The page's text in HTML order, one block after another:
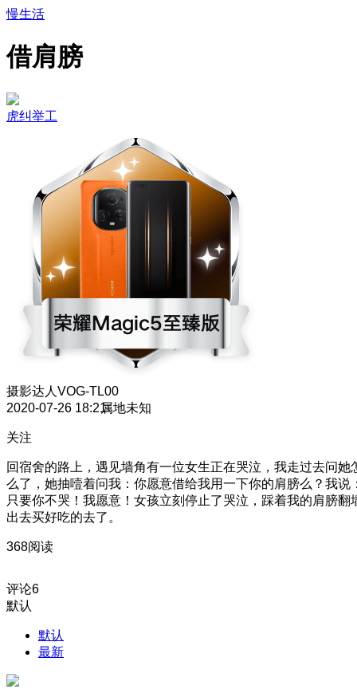
慢生活
借肩膀
虎纠举工
摄影达人 VOG-TL00
2020-07-26 18:21属地未知
关注
回宿舍的路上，遇见墙角有一位女生正在哭泣，我走过去问她
么了，她抽噎着问我：你愿意借给我用一下你的肩膀么？我说
只要你不哭！我愿意！女孩立刻停止了哭泣，踩着我的肩膀翻
出去买好吃的去了。
368阅读
评论6
默认
默认
最新